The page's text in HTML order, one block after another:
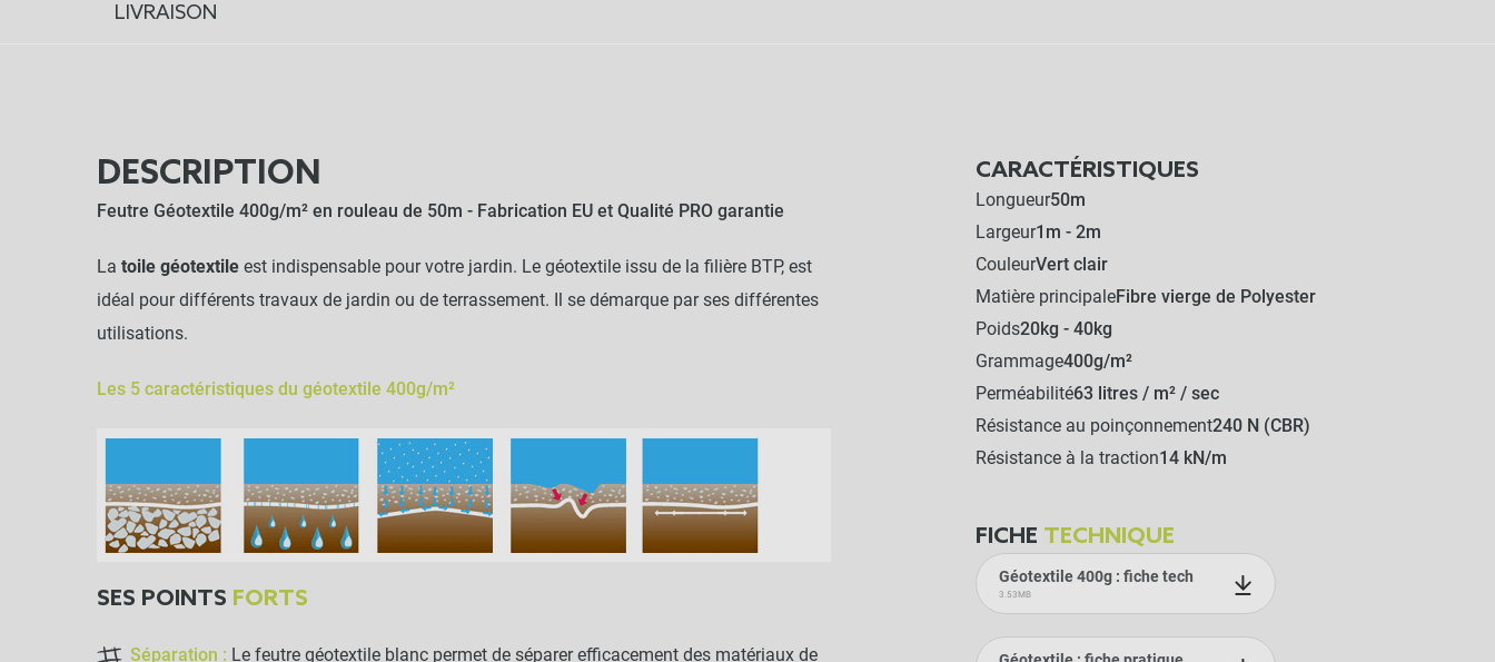
LIVRAISON
DESCRIPTION
Feutre Géotextile 400g/m² en rouleau de 50m - Fabrication EU et Qualité PRO garantie
La toile géotextile est indispensable pour votre jardin. Le géotextile issu de la filière BTP, est
idéal pour différents travaux de jardin ou de terrassement. Il se démarque par ses différentes
utilisations.
Les 5 caractéristiques du géotextile 400g/m²
SES POINTS FORTS
Séparation : Le feutre géotextile blanc permet de séparer efficacement des matériaux de
CARACTÉRISTIQUES
Longueur50m
Largeur1m - 2m
CouleurVert clair
Matière principaleFibre vierge de Polyester
Poids20kg - 40kg
Grammage400g/m²
Perméabilité63 litres / m² / sec
Résistance au poinçonnement240 N (CBR)
Résistance à la traction14 kN/m
FICHE TECHNIQUE
Géotextile 400g : fiche tech
3.53MB